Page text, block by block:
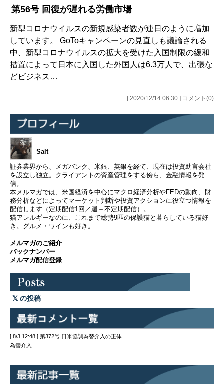
第56号 回復が遅れる労働市場
新型コロナウイルスの新規感染者数が連日のように増加
しています。 GoToキャンペーンの見直しも議論される
中、新型コロナウイルスの拡大を受けた入国制限の緩和
措置によって日本に入国した外国人は6.3万人で、出張な
どビジネス…
[ 2020/12/14 06:30 ] コメント(0)
Salt
証券業界から、メガバンク、米銀、英銀を経て、現在は投資助言会社
を設立し独立。クライアントの資産管理をする傍ら、金融情報を発
信。
本メルマガでは、米国経済を中心にマクロ経済分析やFEDの動向、財
務分析などによってマーケット判断や投資アクションに役立つ情報を
配信します（定期配信1回／週＋不定期配信）。
猫アレルギーなのに、これまで総勢9匹の保護猫と暮らしている猫好
き。グルメ・ワインも好き。
メルマガのご紹介
バックナンバー
メルマガ配信登録
の投稿
[ 8/3 12:48 ] 第372号 日米協調為替介入の正体
為替介入